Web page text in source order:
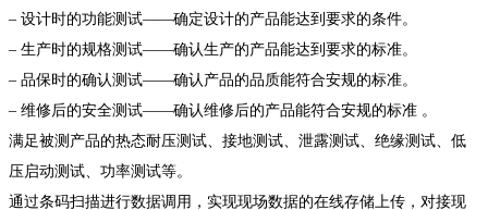
– 设计时的功能测试——确定设计的产品能达到要求的条件。
– 生产时的规格测试——确认生产的产品能达到要求的标准。
– 品保时的确认测试——确认产品的品质能符合安规的标准。
– 维修后的安全测试——确认维修后的产品能符合安规的标准 。
满足被测产品的热态耐压测试、接地测试、泄露测试、绝缘测试、低
压启动测试、功率测试等。
通过条码扫描进行数据调用，实现现场数据的在线存储上传，对接现